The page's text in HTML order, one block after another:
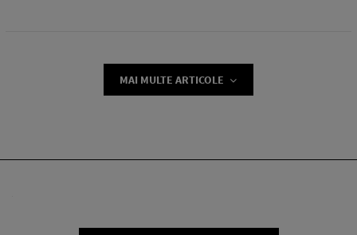
MAI MULTE ARTICOLE